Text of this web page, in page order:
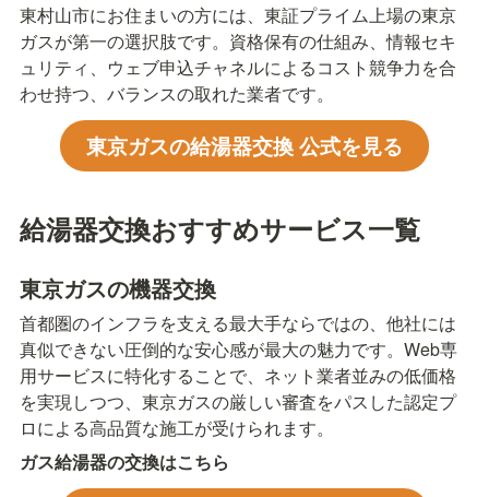
東村山市にお住まいの方には、東証プライム上場の東京
ガスが第一の選択肢です。資格保有の仕組み、情報セキ
ュリティ、ウェブ申込チャネルによるコスト競争力を合
わせ持つ、バランスの取れた業者です。
東京ガスの給湯器交換 公式を見る
給湯器交換おすすめサービス一覧
東京ガスの機器交換
首都圏のインフラを支える最大手ならではの、他社には
真似できない圧倒的な安心感が最大の魅力です。Web専
用サービスに特化することで、ネット業者並みの低価格
を実現しつつ、東京ガスの厳しい審査をパスした認定プ
ロによる高品質な施工が受けられます。
ガス給湯器の交換はこちら